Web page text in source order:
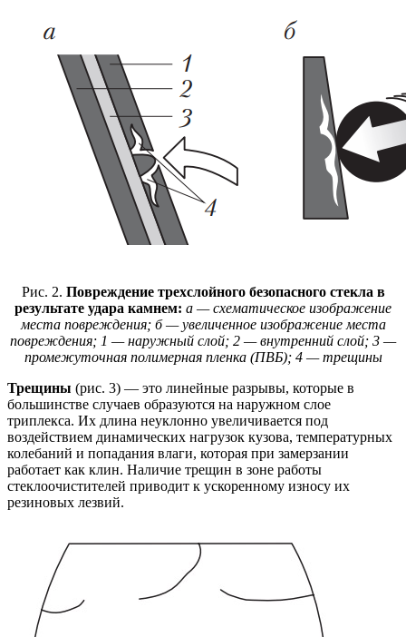
Рис. 2. Повреждение трехслойного безопасного стекла в
результате удара камнем: а — схематическое изображение
места повреждения; б — увеличенное изображение места
повреждения; 1 — наружный слой; 2 — внутренний слой; 3 —
промежуточная полимерная пленка (ПВБ); 4 — трещины
Трещины (рис. 3) — это линейные разрывы, которые в
большинстве случаев образуются на наружном слое
триплекса. Их длина неуклонно увеличивается под
воздействием динамических нагрузок кузова, температурных
колебаний и попадания влаги, которая при замерзании
работает как клин. Наличие трещин в зоне работы
стеклоочистителей приводит к ускоренному износу их
резиновых лезвий.